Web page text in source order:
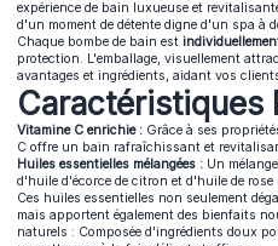
expérience de bain luxueuse et
d'un moment de détente digne d'un spa à
Chaque bombe de bain est
protection. L'emballage, visuellement
avantages et ingrédients, aidant vos
Caractéristiques
Vitamine C enrichie : Grâce à ses
C offre un bain rafraîchissant et
Huiles essentielles mélangées : Un
d'huile d'écorce de citron et d'huile de rose
Ces huiles essentielles non seulement
mais apportent également des bienfaits
naturels : Composée d'ingrédients doux